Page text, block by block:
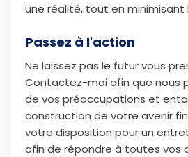
une réalité, tout en minimisant
Passez à l'action
Ne laissez pas le futur vous
Contactez-moi afin que nous
de vos préoccupations et
construction de votre avenir
votre disposition pour un
afin de répondre à toutes vos